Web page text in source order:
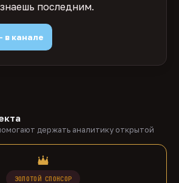
последним.
в канале
держать аналитику открытой
ЗОЛОТОЙ СПОНСОР